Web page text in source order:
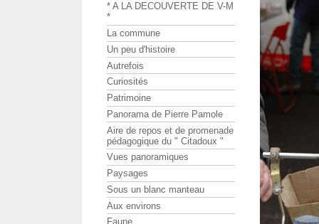
* A LA DECOUVERTE DE V-M
*
La commune
Un peu d'histoire
Autrefois
Curiosités
Patrimoine
Panorama de Pierre Pamole
Aire de repos et de promenade
pédagogique du " Citadoux "
Vues panoramiques
Paysages
Sous un blanc manteau
Aux environs
Faune